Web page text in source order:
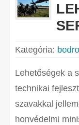
Kategória:
Lehetőségek a
technikai
szavakkal
honvédelmi